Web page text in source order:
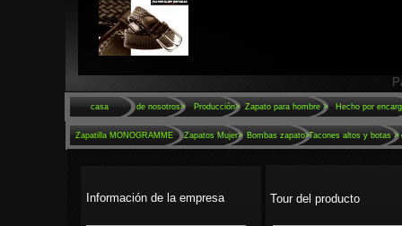
Tacones altos y botas >
Bombas zapato>
Zapatos Mujer>
Zapatilla MONOGRAMME
Hecho por
Zapato para hombre >
Producción>
Acerca de nosotros>
casa
Información de la empresa Tour del producto